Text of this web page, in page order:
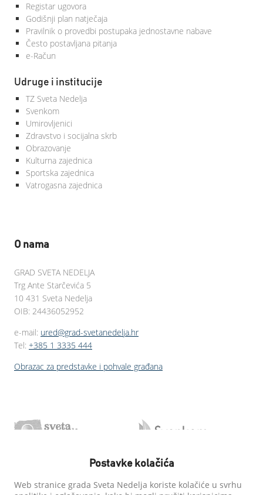
Registar ugovora
Godišnji plan natječaja
Pravilnik o provedbi postupaka jednostavne nabave
Često postavljana pitanja
e-Račun
Udruge i institucije
TZ Sveta Nedelja
Svenkom
Umirovljenici
Zdravstvo i socijalna skrb
Obrazovanje
Kulturna zajednica
Sportska zajednica
Vatrogasna zajednica
O nama
GRAD SVETA NEDELJA
Trg Ante Starčevića 5
10 431 Sveta Nedelja
OIB: 24436052952
e-mail: ured@grad-svetanedelja.hr
Tel: +385 1 3335 444
Obrazac za predstavke i pohvale građana
Postavke kolačića
Web stranice grada Sveta Nedelja koriste kolačiće u svrhu